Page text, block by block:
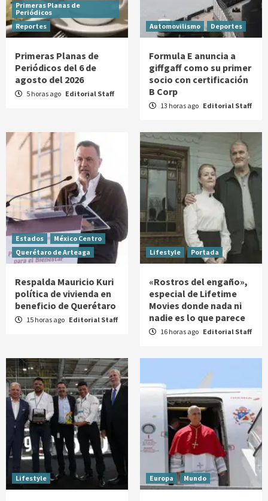
Primeras Planas de
Periódicos
Reportes
Primeras Planas de
Periódicos del 6 de
agosto del 2026
5 horas ago Editorial Staff
Automovilismo Deportes
Formula E anuncia a
giffgaff como su primer
socio con certificación
B Corp
13 horas ago Editorial Staff
Estados
México Centro
Querétaro de Arteaga
Respalda Mauricio Kuri
política de vivienda en
beneficio de Querétaro
15 horas ago Editorial Staff
Lifestyle Portada
«Rostros del engaño»,
especial de Lifetime
Movies donde nada ni
nadie es lo que parece
16 horas ago Editorial Staff
Lifestyle Europa Mundo